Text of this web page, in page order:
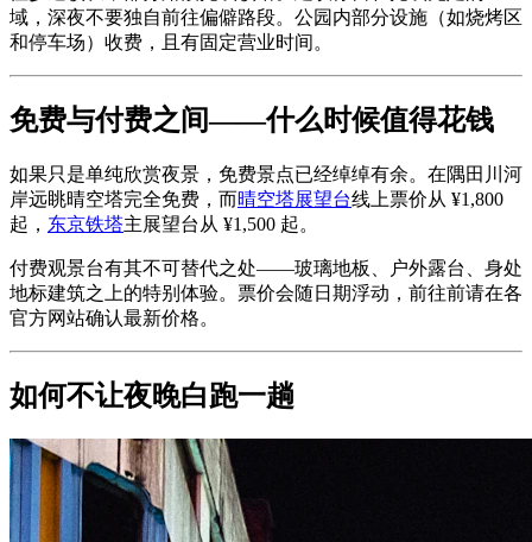
域，深夜不要独自前往偏僻路段。公园内部分设施（如烧烤区
和停车场）收费，且有固定营业时间。
免费与付费之间——什么时候值得花钱
如果只是单纯欣赏夜景，免费景点已经绰绰有余。在隅田川河
岸远眺晴空塔完全免费，而晴空塔展望台线上票价从 ¥1,800
起， 东京铁塔主展望台从 ¥1,500 起。
付费观景台有其不可替代之处——玻璃地板、户外露台、身处
地标建筑之上的特别体验。票价会随日期浮动，前往前请在各
官方网站确认最新价格。
如何不让夜晚白跑一趟